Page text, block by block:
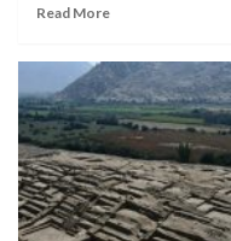
Read More